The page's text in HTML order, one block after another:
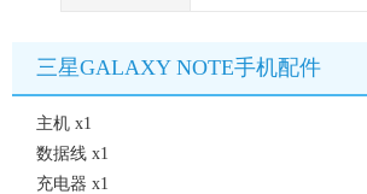
三星GALAXY NOTE手机配件
主机 x1
数据线 x1
充电器 x1